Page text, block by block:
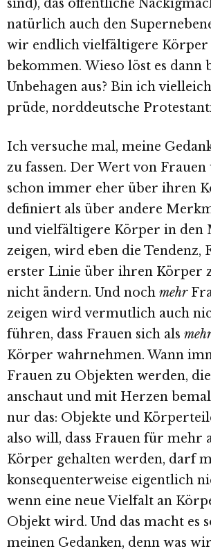
sind), das öffentliche
natürlich auch den
wir endlich vielfältigere Körper
bekommen. Wieso löst es dann
Unbehagen aus? Bin ich
prüde, norddeutsche
Ich versuche mal, meine
zu fassen. Der Wert von
schon immer eher über ihren
definiert als über andere
und vielfältigere Körper in den
zeigen, wird eben die Tendenz,
erster Linie über ihren Körper
nicht ändern. Und noch mehr
zeigen wird vermutlich auch
führen, dass Frauen sich als
Körper wahrnehmen. Wann
Frauen zu Objekten werden,
anschaut und mit Herzen
nur das: Objekte und
also will, dass Frauen für mehr
Körper gehalten werden, darf
konsequenterweise eigentlich
wenn eine neue Vielfalt an
Objekt wird. Und das macht es
meinen Gedanken, denn was